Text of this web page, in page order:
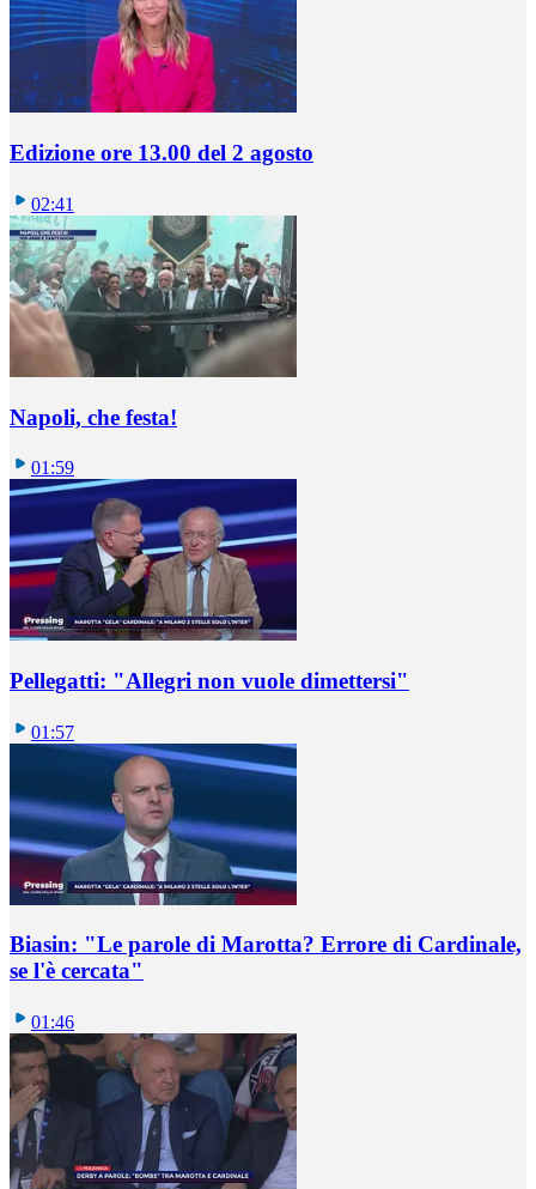
Edizione ore 13.00 del 2 agosto
02:41
Napoli, che festa!
01:59
Pellegatti: "Allegri non vuole dimettersi"
01:57
Biasin: "Le parole di Marotta? Errore di Cardinale,
se l'è cercata"
01:46